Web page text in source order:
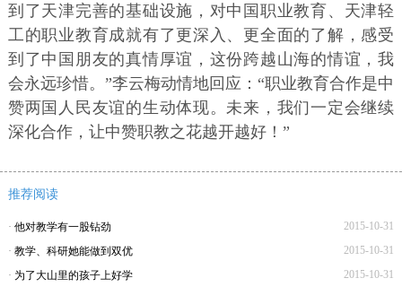
到了天津完善的基础设施，对中国职业教育、天津轻
工的职业教育成就有了更深入、更全面的了解，感受
到了中国朋友的真情厚谊，这份跨越山海的情谊，我
会永远珍惜。”李云梅动情地回应：“职业教育合作是中
赞两国人民友谊的生动体现。未来，我们一定会继续
深化合作，让中赞职教之花越开越好！”
推荐阅读
2015-10-31
· 他对教学有一股钻劲
2015-10-31
· 教学、科研她能做到双优
2015-10-31
· 为了大山里的孩子上好学